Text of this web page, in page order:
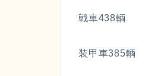
戦車438輌
装甲車385輌